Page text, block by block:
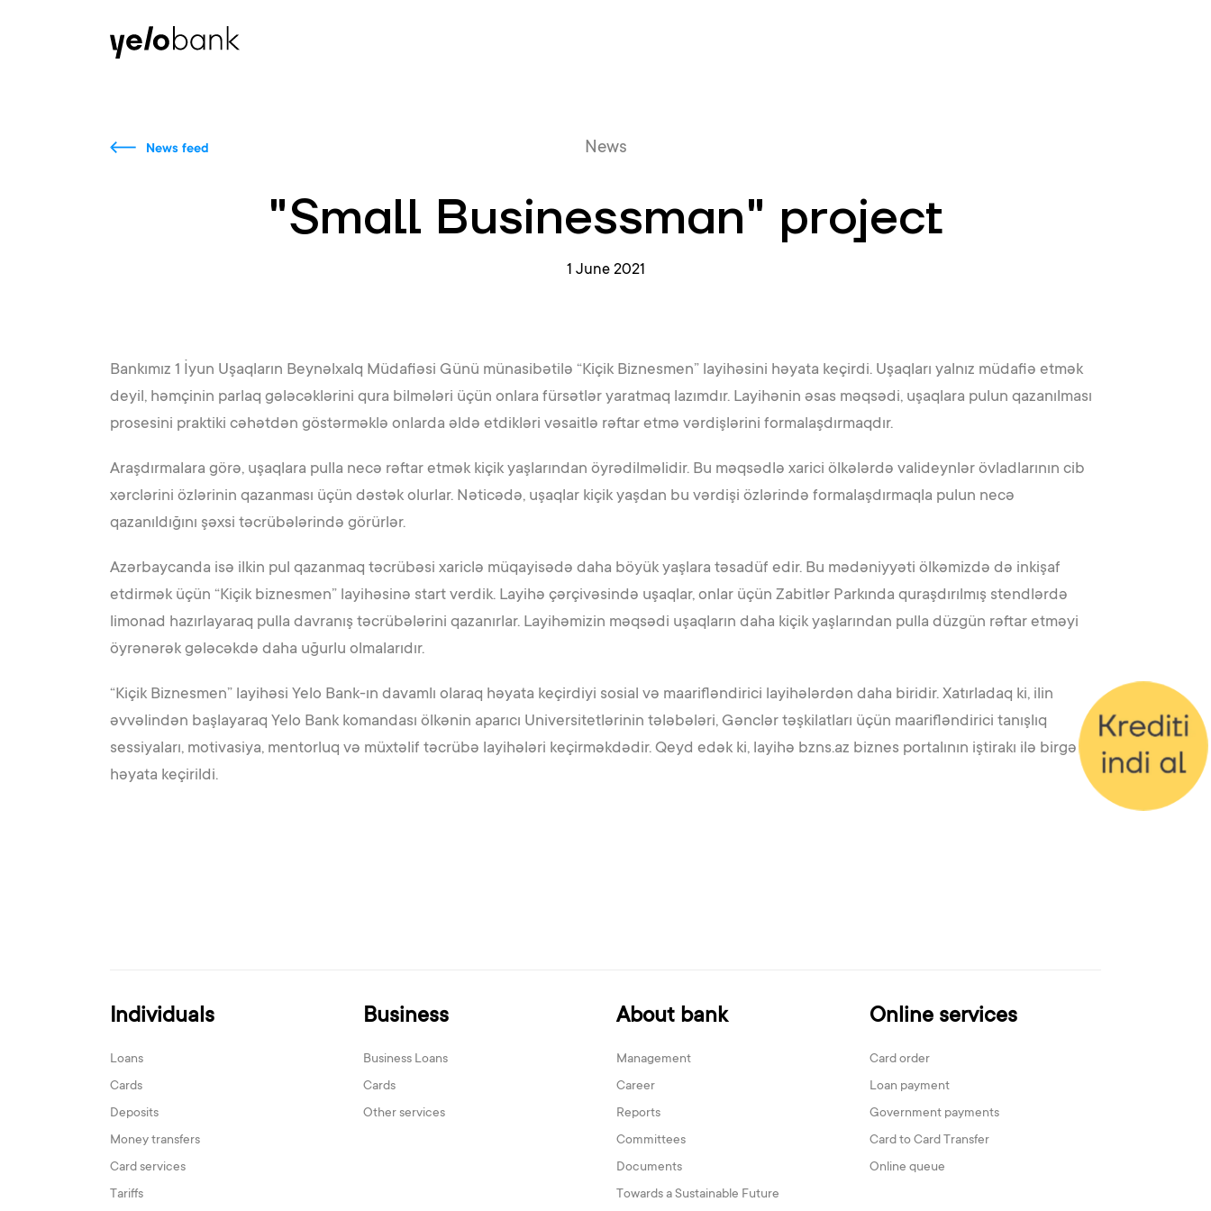
News feed News
"Small Businessman" project
1 June 2021
Bankımız 1 İyun Uşaqların Beynəlxalq Müdafiəsi Günü münasibətilə “Kiçik Biznesmen” layihəsini həyata keçirdi. Uşaqları yalnız müdafiə etmək
deyil, həmçinin parlaq gələcəklərini qura bilmələri üçün onlara fürsətlər yaratmaq lazımdır. Layihənin əsas məqsədi, uşaqlara pulun qazanılması
prosesini praktiki cəhətdən göstərməklə onlarda əldə etdikləri vəsaitlə rəftar etmə vərdişlərini formalaşdırmaqdır.
Araşdırmalara görə, uşaqlara pulla necə rəftar etmək kiçik yaşlarından öyrədilməlidir. Bu məqsədlə xarici ölkələrdə valideynlər övladlarının cib
xərclərini özlərinin qazanması üçün dəstək olurlar. Nəticədə, uşaqlar kiçik yaşdan bu vərdişi özlərində formalaşdırmaqla pulun necə
qazanıldığını şəxsi təcrübələrində görürlər.
Azərbaycanda isə ilkin pul qazanmaq təcrübəsi xariclə müqayisədə daha böyük yaşlara təsadüf edir. Bu mədəniyyəti ölkəmizdə də inkişaf
etdirmək üçün “Kiçik biznesmen” layihəsinə start verdik. Layihə çərçivəsində uşaqlar, onlar üçün Zabitlər Parkında quraşdırılmış stendlərdə
limonad hazırlayaraq pulla davranış təcrübələrini qazanırlar. Layihəmizin məqsədi uşaqların daha kiçik yaşlarından pulla düzgün rəftar etməyi
öyrənərək gələcəkdə daha uğurlu olmalarıdır.
“Kiçik Biznesmen” layihəsi Yelo Bank-ın davamlı olaraq həyata keçirdiyi sosial və maarifləndirici layihələrdən daha biridir. Xatırladaq ki, ilin
əvvəlindən başlayaraq Yelo Bank komandası ölkənin aparıcı Universitetlərinin tələbələri, Gənclər təşkilatları üçün maarifləndirici tanışlıq
sessiyaları, motivasiya, mentorluq və müxtəlif təcrübə layihələri keçirməkdədir. Qeyd edək ki, layihə bzns.az biznes portalının iştirakı ilə birgə
həyata keçirildi.
Individuals
Loans
Cards
Deposits
Money transfers
Card services
Tariffs
Business
Business Loans
Cards
Other services
About bank
Management
Career
Reports
Committees
Documents
Towards a Sustainable Future
Online services
Card order
Loan payment
Government payments
Card to Card Transfer
Online queue